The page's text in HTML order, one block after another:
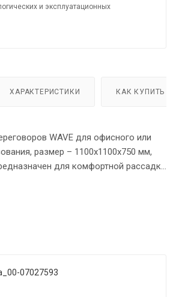
и эксплуатационных
ХАРАКТЕРИСТИКИ КАК КУПИТЬ
WAVE для офисного или
размер – 1100х1100х750 мм,
для комфортной рассадки
столешница
Конструкция стола оснащена
– эксцентриковыми
неровном полу.
07027593